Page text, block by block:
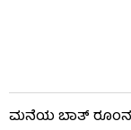
ಮನೆಯ ಬಾತ್